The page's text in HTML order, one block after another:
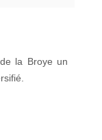
la Broye un